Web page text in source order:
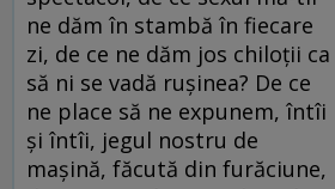
ne dăm în stambă în fiecare
zi, de ce ne dăm jos chiloţii ca
să ni se vadă ruşinea? De ce
ne place să ne expunem, întîi
şi întîi, jegul nostru de
maşină, făcută din furăciune,